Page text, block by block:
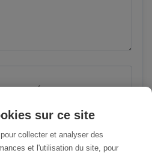
par
Générales
sur ce site
collecter et analyser des
et l'utilisation du site, pour